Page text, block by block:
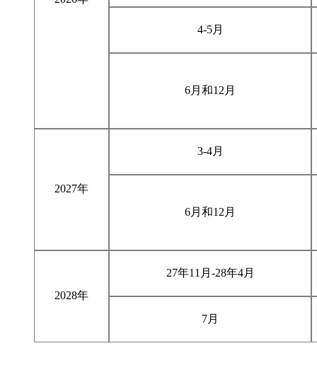
4-5月
6月和12月
2027年
3-4月
6月和12月
2028年
27年11月-28年4月
7月